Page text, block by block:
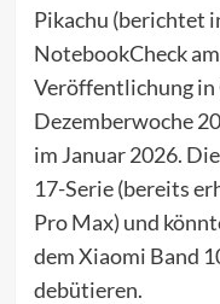
Pikachu (berichtet
NotebookCheck
Veröffentlichung in
Dezemberwoche
im Januar 2026.
17-Serie (bereits
Pro Max) und
dem Xiaomi Band
debütieren.